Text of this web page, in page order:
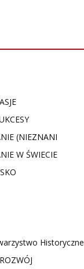
(NIEZNANI
W ŚWIECIE
Historyczne